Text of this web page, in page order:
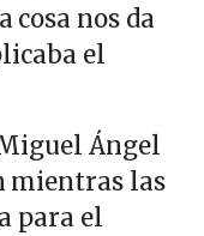
cosa nos da
el
Ángel
mientras las
para el